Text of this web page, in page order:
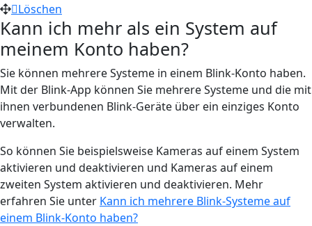
Löschen
Kann ich mehr als ein System auf
meinem Konto haben?
Sie können mehrere Systeme in einem Blink-Konto haben.
Mit der Blink-App können Sie mehrere Systeme und die mit
ihnen verbundenen Blink-Geräte über ein einziges Konto
verwalten.
So können Sie beispielsweise Kameras auf einem System
aktivieren und deaktivieren und Kameras auf einem
zweiten System aktivieren und deaktivieren. Mehr
erfahren Sie unter Kann ich mehrere Blink-Systeme auf
einem Blink-Konto haben?